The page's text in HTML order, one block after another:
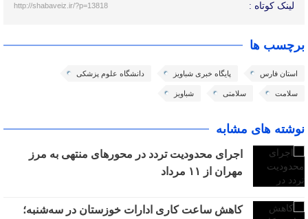
لینک کوتاه : http://shabaveiz.ir/?p=13818
برچسب ها
استان فارس پایگاه خبری شباویز دانشگاه علوم پزشکی
سلامت سلامتی شباویز
نوشته های مشابه
اجرای محدودیت تردد در محورهای منتهی به مرز
مهران از ۱۱ مرداد
کاهش ساعت کاری ادارات خوزستان در سه‌شنبه؛